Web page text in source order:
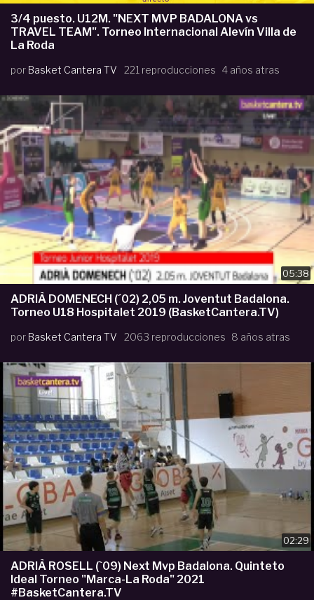
3/4 puesto. U12M. "NEXT MVP BADALONA vs
TRAVEL TEAM". Torneo Internacional Alevín Villa de
La Roda
por Basket Cantera TV 221 reproducciones 4 años atras
05:38
ADRIÀ DOMENECH (´02) 2,05 m. Joventut Badalona.
Torneo U18 Hospitalet 2019 (BasketCantera.TV)
por Basket Cantera TV 2063 reproducciones 8 años atras
02:29
ADRIÀ ROSELL (`09) Next Mvp Badalona. Quinteto
Ideal Torneo "Marca-La Roda" 2021
#BasketCantera.TV